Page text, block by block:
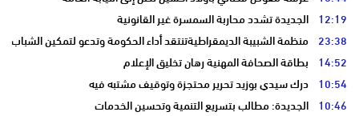
12:19 الجديدة تشدد محاربة السمسرة غير القانونية
23:38 منظمة الشبيبة الديمقراطيةتنتقد أداء الحكومة وتدعو لتمكين الشباب
14:52 بطاقة الصحافة المهنية رهان تخليق الإعلام
10:54 درك سيدي بوزيد تحرير محتجزة وتوقيف مشتبه فيه
10:46 الجديدة: مطالب بتسريع التنمية وتحسين الخدمات